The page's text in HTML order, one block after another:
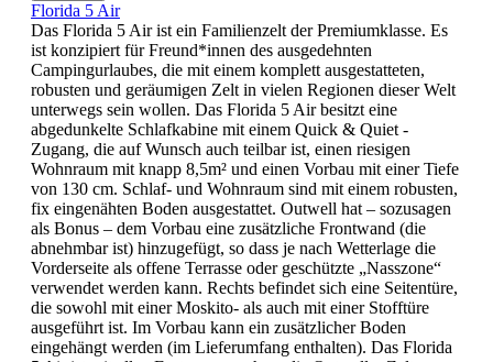
Florida 5 Air
Das Florida 5 Air ist ein Familienzelt der Premiumklasse. Es
ist konzipiert für Freund*innen des ausgedehnten
Campingurlaubes, die mit einem komplett ausgestatteten,
robusten und geräumigen Zelt in vielen Regionen dieser Welt
unterwegs sein wollen. Das Florida 5 Air besitzt eine
abgedunkelte Schlafkabine mit einem Quick & Quiet -
Zugang, die auf Wunsch auch teilbar ist, einen riesigen
Wohnraum mit knapp 8,5m² und einen Vorbau mit einer Tiefe
von 130 cm. Schlaf- und Wohnraum sind mit einem robusten,
fix eingenähten Boden ausgestattet. Outwell hat – sozusagen
als Bonus – dem Vorbau eine zusätzliche Frontwand (die
abnehmbar ist) hinzugefügt, so dass je nach Wetterlage die
Vorderseite als offene Terrasse oder geschützte „Nasszone“
verwendet werden kann. Rechts befindet sich eine Seitentüre,
die sowohl mit einer Moskito- als auch mit einer Stofftüre
ausgeführt ist. Im Vorbau kann ein zusätzlicher Boden
eingehängt werden (im Lieferumfang enthalten). Das Florida